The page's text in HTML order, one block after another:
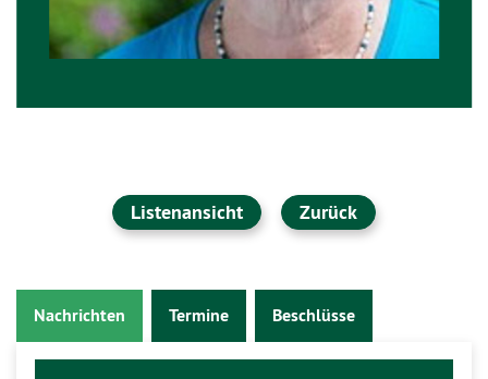
Listenansicht Zurück
Nachrichten Termine Beschlüsse